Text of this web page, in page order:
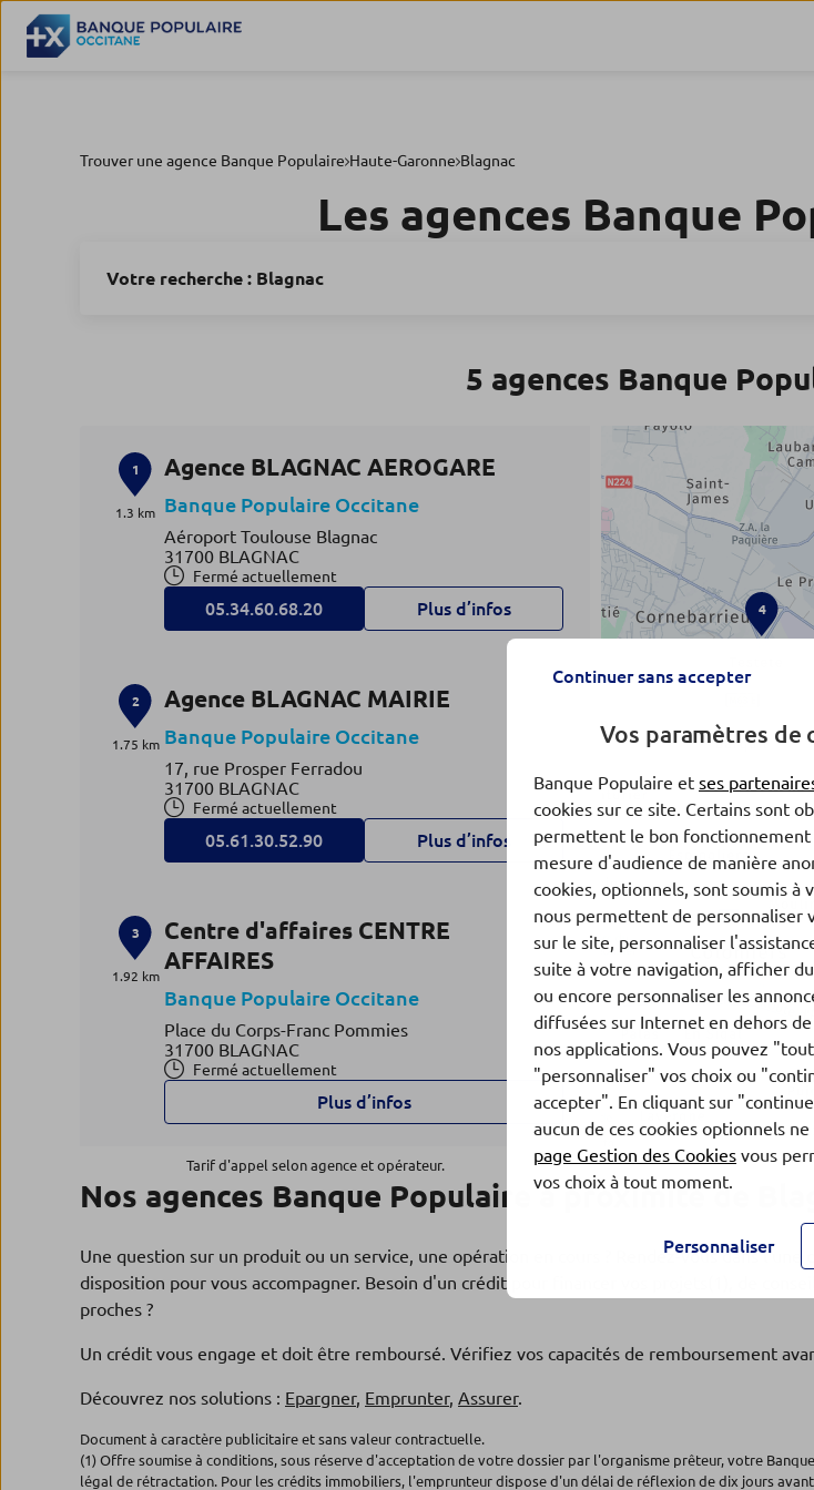
Trouver une agence Banque Populaire Haute-Garonne Blagnac
Les agences Banque
Votre recherche : Blagnac
5 agences Banque
1
1.3 km
Agence BLAGNAC AEROGARE
Banque Populaire Occitane
Aéroport Toulouse Blagnac
31700 BLAGNAC
Fermé actuellement
05.34.60.68.20 Plus d’infos
2
1.75 km
Agence BLAGNAC MAIRIE
Banque Populaire Occitane
17, rue Prosper Ferradou
31700 BLAGNAC
Fermé actuellement
05.61.30.52.90 Plus d’infos
3
1.92 km
Centre d'affaires CENTRE
AFFAIRES
Banque Populaire Occitane
Place du Corps-Franc Pommies
31700 BLAGNAC
Fermé actuellement
Plus d’infos
4 Agence CORNEBARRIEU
1, Avenue de Latecoere
31700 CORNEBARRIEU
3.89 km Banque Populaire Occitane
4
Tarif d'appel selon agence et opérateur.
Nos agences Banque Populaire à proximité de
Une question sur un produit ou un service, une opération en cours ? Rendez-vous dans l'une
disposition pour vous accompagner. Besoin d'un crédit pour financer vos projets(1), de
proches ?
Un crédit vous engage et doit être remboursé. Vérifiez vos capacités de remboursement
Découvrez nos solutions : Epargner, Emprunter, Assurer.
Document à caractère publicitaire et sans valeur contractuelle.
(1) Offre soumise à conditions, sous réserve d'acceptation de votre dossier par l'organisme prêteur, votre
légal de rétractation. Pour les crédits immobiliers, l'emprunteur dispose d'un délai de réflexion de dix jours
Continuer sans accepter
Vos paramètres de
Banque Populaire et ses
cookies sur ce site. Certains sont
permettent le bon fonctionnement
mesure d'audience de manière
cookies, optionnels, sont soumis à
nous permettent de personnaliser
sur le site, personnaliser
suite à votre navigation, afficher
ou encore personnaliser les
diffusées sur Internet en dehors
nos applications. Vous pouvez
"personnaliser" vos choix ou
accepter". En cliquant sur
aucun de ces cookies optionnels ne
page Gestion des Cookies vous
vos choix à tout moment.
Personnaliser